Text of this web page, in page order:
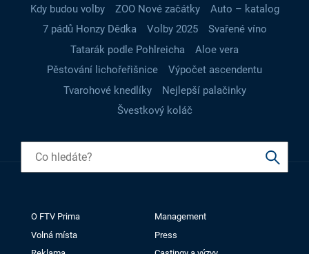
Kdy budou volby
ZOO Nové začátky
Auto – katalog
7 pádů Honzy Dědka
Volby 2025
Svařené víno
Tatarák podle Pohlreicha
Aloe vera
Pěstování lichořeřišnice
Výpočet ascendentu
Tvarohové knedlíky
Nejlepší palačinky
Švestkový koláč
O FTV Prima
Management
Volná místa
Press